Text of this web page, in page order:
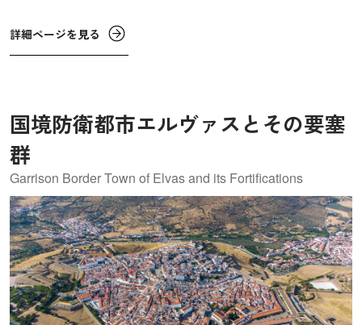
ラに移った時期もあり、両都市の間で何度か行き来しまし
たが、1537年にはコインブラに定着し、アルカソヴァ宮殿
ざまな学術分野に貢献してきました。
詳細ページを見る
国境防衛都市エルヴァスとその要塞
群
Garrison Border Town of Elvas and its Fortifications